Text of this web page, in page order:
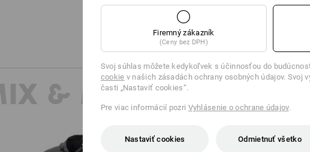
& MATCH
Firemný zákazník
(Ceny bez DPH)
Svoj súhlas môžete kedykoľvek s účinnosťou do
cookie v našich zásadách ochrany osobných údajov. Svoj
časti „Nastaviť cookies“.
Pre viac informácií pozri Vyhlásenie o ochrane údajov.
Nastaviť cookies Odmietnuť všetko